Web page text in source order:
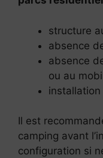
structure
absence
absence
ou au
Il est
camping avant
configuration si